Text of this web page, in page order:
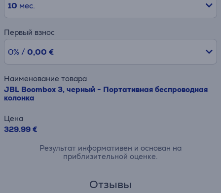
10 мес.
Первый взнос
0% / 0,00 €
Наименование товара
JBL Boombox 3, черный - Портативная беспроводная
колонка
Цена
329.99 €
Результат информативен и основан на
приблизительной оценке.
Отзывы